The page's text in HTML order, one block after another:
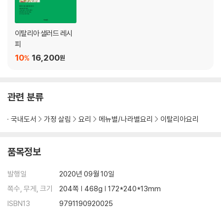
베네치아의 단짠단짠 사오르
이탈리아식 오징어튀김
할머니의 수제비 뇨끼
까르보나라 스파게티
화날 정도로 맵다는 뜻 아라비아타 펜네
나를 끌어올려줘 티라미수
이탈리아 국기 색 브루스케타
요리학교, 레스토랑에서 갈고 닦은 비장의 레시피
정원이라 부르는 채소 절임 쟈르디녜라
벨벳처럼 부드러운 버터너트스쿼시수프
겨울 당근으로 당근수프
이탈리아 샐러드 레시
피
16,200원
10%
관련 분류
국내도서 가정 살림 요리 메뉴별/나라별요리 이탈리아요리
품목정보
발행일
2020년 09월 10일
쪽수, 무게, 크기
204쪽 | 468g | 172*240*13mm
ISBN13
9791190920025